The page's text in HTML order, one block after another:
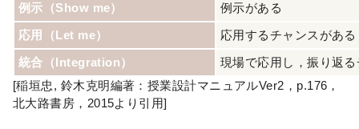
例示（Show me）
例示がある
応用（Let me）
応用するチャンスがある
統合（Integration）
現場で応用し，振り返
[稲垣忠, 鈴木克明編著：授業設計マニュアルVer2，p.176，
北大路書房，2015より引用]